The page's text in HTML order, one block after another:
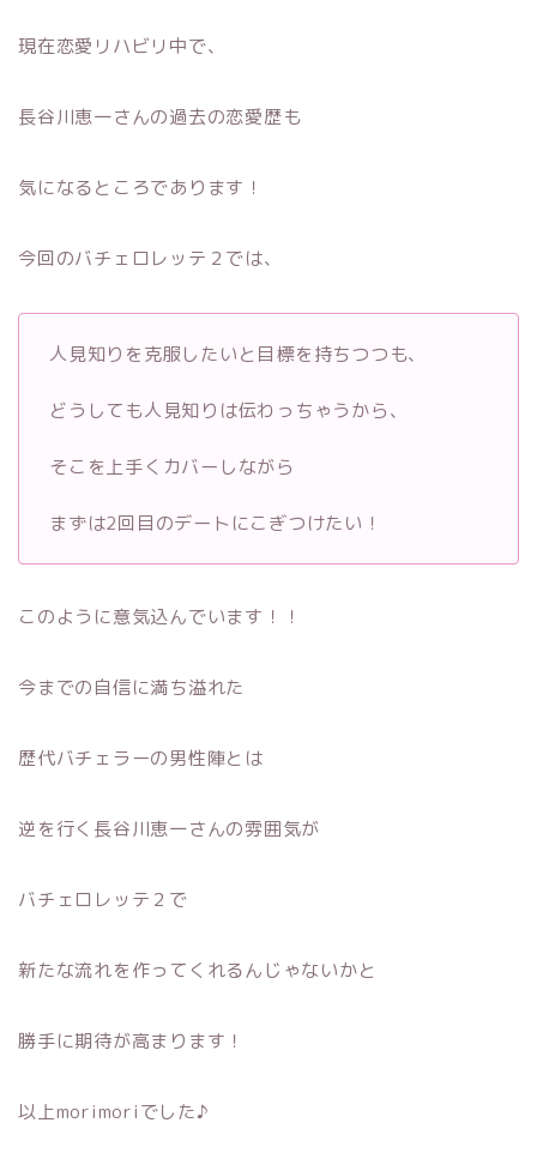
現在恋愛リハビリ中で、
長谷川恵一さんの過去の恋愛歴も
気になるところであります！
今回のバチェロレッテ２では、
人見知りを克服したいと目標を持ちつつも、
どうしても人見知りは伝わっちゃうから、
そこを上手くカバーしながら
まずは2回目のデートにこぎつけたい！
このように意気込んでいます！！
今までの自信に満ち溢れた
歴代バチェラーの男性陣とは
逆を行く長谷川恵一さんの雰囲気が
バチェロレッテ２で
新たな流れを作ってくれるんじゃないかと
勝手に期待が高まります！
以上morimoriでした♪